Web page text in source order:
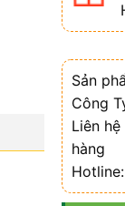
Sản
Công
Liên
hàng